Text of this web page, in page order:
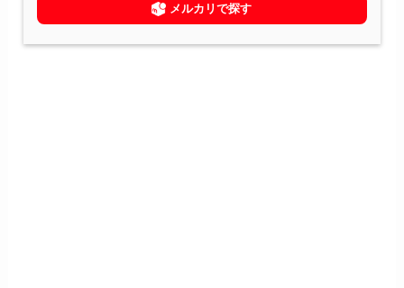
メルカリで探す